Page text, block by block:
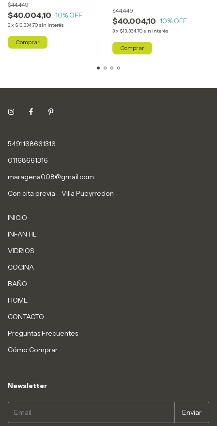
$40.004,10
$44.449
10% OFF
3x $13.334,70 sin interés $40.004,10
$44.449
10% OFF
3x $13.334,70 sin interés
5491168661316
01168661316
maragena008@gmail.com
Con cita previa - Villa Pueyrredon -
INICIO
INFANTIL
VIDRIOS
COCINA
BAÑO
HOME
CONTACTO
Preguntas Frecuentes
Cómo Comprar
Newsletter